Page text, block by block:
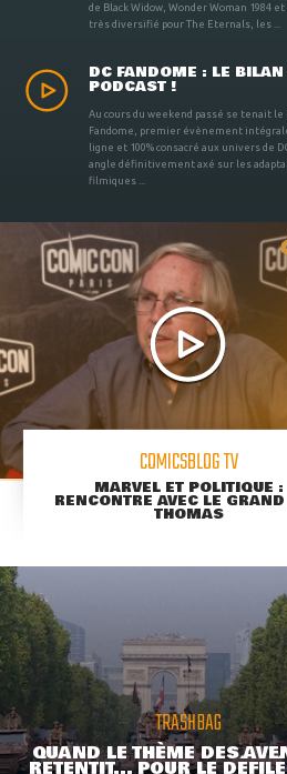
de Black Widow, Wonder Woman 1984
très diversifié pour The Eternals, les ...
DC FANDOME : LE BILAN
PODCAST !
Au cours du weekend passé se tenait le
Fandome, premier évènement
ligne et 100% consacré aux univers de
angle définitivement axé sur les
filmiques ...
COMICSBLOG TV
MARVEL ET POLITIQUE :
RENCONTRE AVEC LE
THOMAS
TRASHBAG
QUAND LE THÈME DES